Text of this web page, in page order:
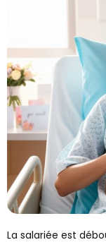
La salariée est